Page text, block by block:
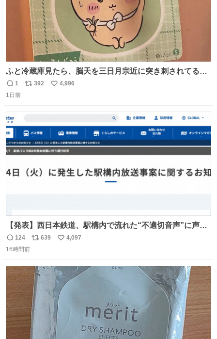
ふと冷蔵庫見たら、脳天を三日月宗近に突き刺されてるく
りまんじゅうパイセンが
返
信
1
リ
数
392
い
4,996
1日前
【発表】西日本鉄道、駅構内で流れた“不適切音声”に声明
「被害届も検討」 news.livedoor.com/article/detail… 4日
に西鉄福岡（天神）駅および薬院駅で発生した駅構内放送
送設備に外部から不正に音声が流された可能性も含めて確
認を実施」と説明した。
返
信
124
リ
ト
数
639
い
数
4,097
16時間前